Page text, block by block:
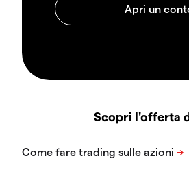
Scopri l'offerta